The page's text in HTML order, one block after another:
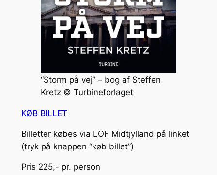
“Storm på vej” – bog af Steffen
Kretz © Turbineforlaget
KØB BILLET
Billetter købes via LOF Midtjylland på linket
(tryk på knappen “køb billet”)
Pris 225,- pr. person